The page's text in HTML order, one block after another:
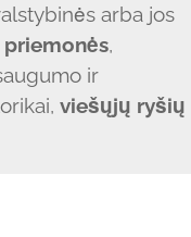
arba jos
,
ir
viešųjų ryšių